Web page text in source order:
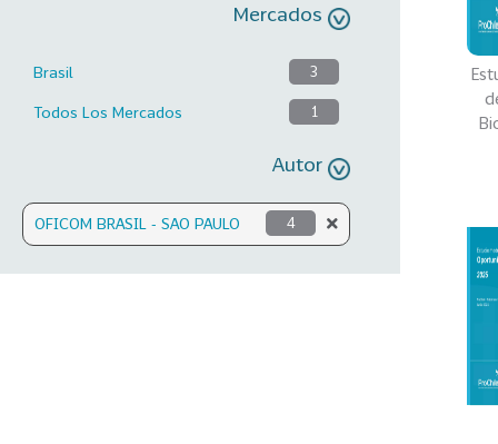
Mercados
Brasil 3
Todos Los Mercados 1
Autor
OFICOM BRASIL - SAO PAULO 4